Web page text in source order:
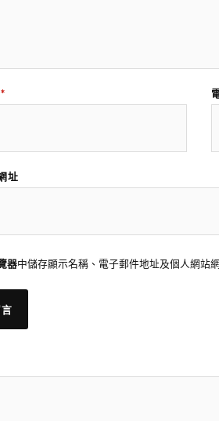
*
址
器中儲存顯示名稱、電子郵件地址及個人網站